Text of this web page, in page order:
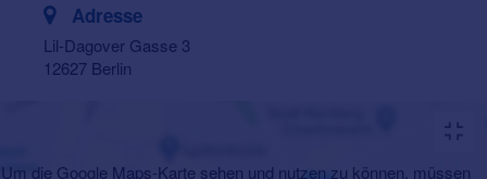
Adresse
Lil-Dagover Gasse 3
12627 Berlin
Um die Google Maps-Karte sehen und nutzen zu können, müssen